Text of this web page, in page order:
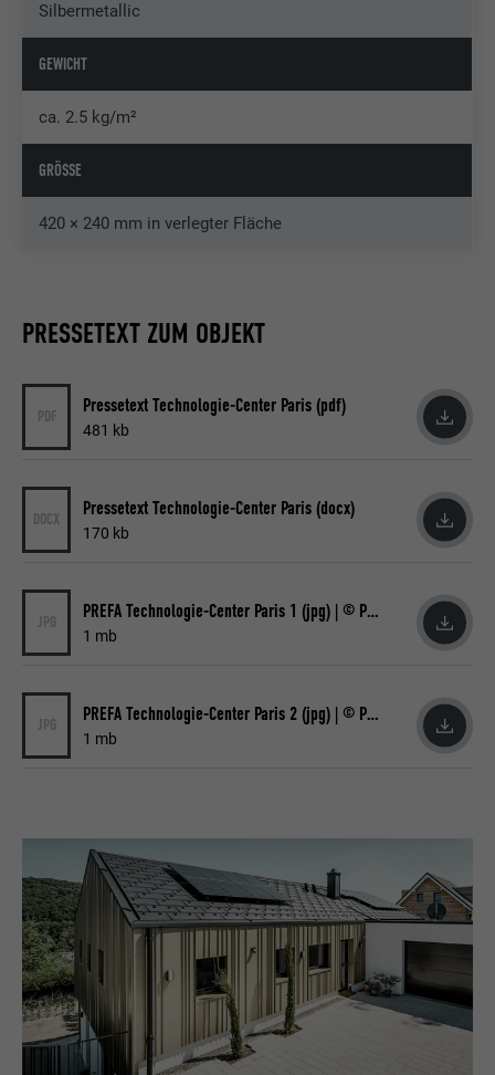
Silbermetallic
GEWICHT
ca. 2.5 kg/m²
GRÖSSE
420 × 240 mm in verlegter Fläche
PRESSETEXT ZUM OBJEKT
PDF Pressetext Technologie-Center Paris (pdf)
481 kb
DOCX Pressetext Technologie-Center Paris (docx)
170 kb
JPG PREFA Technologie-Center Paris 1 (jpg) | © PREFA Croce & Wir
1 mb
JPG PREFA Technologie-Center Paris 2 (jpg) | © PREFA Croce & Wir
1 mb